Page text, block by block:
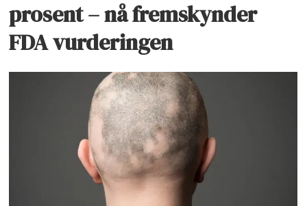
prosent – nå fremskynder
FDA vurderingen